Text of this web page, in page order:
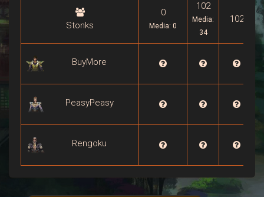
Stonks
0
Media: 0
102
Media:
34
102
BuyMore 
PeasyPeasy 
Rengoku 